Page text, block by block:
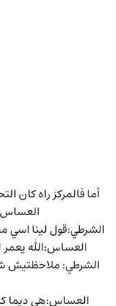
أما فالمركز راه كان
العساس
الشرطي:قول لينا اسي
العساس:الله
الشرطي: ملاحظتيش
العساس:هي ديما